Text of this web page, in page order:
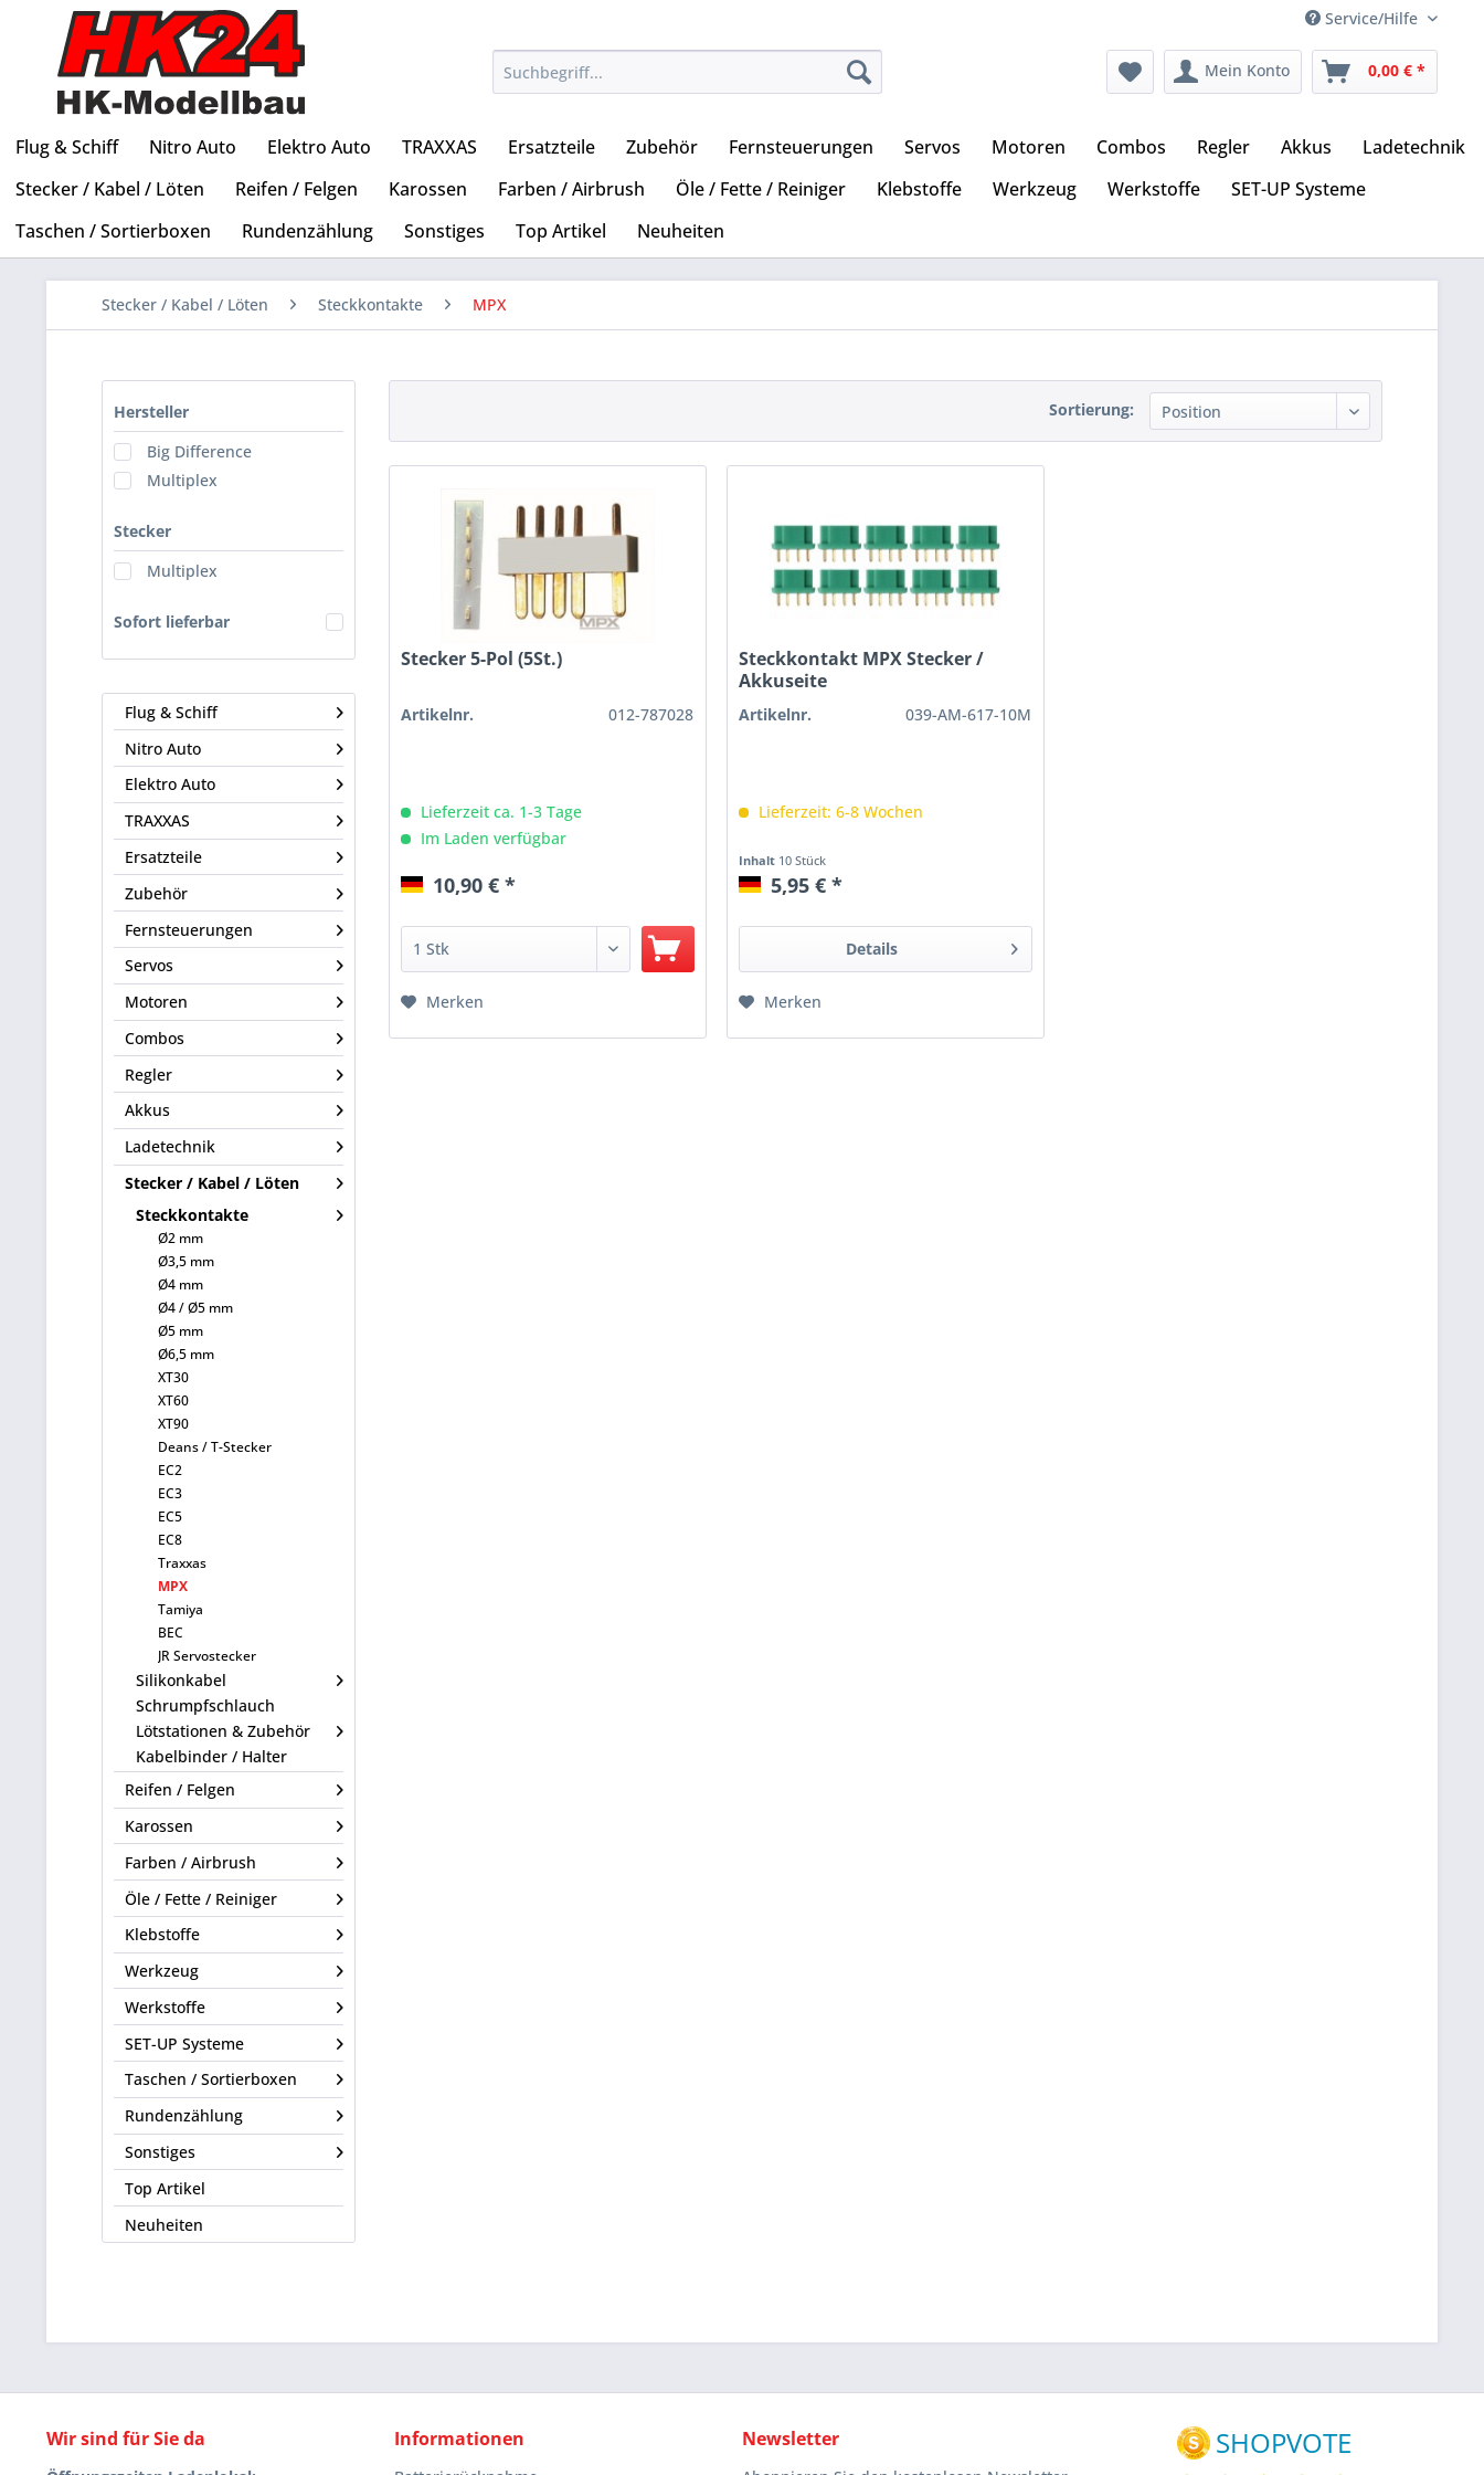
Service/Hilfe
Mein Konto 0,00 € *
Flug & Schiff Nitro Auto Elektro Auto TRAXXAS Ersatzteile Zubehör Fernsteuerungen Servos Motoren Combos Regler Akkus
Ladetechnik
Stecker / Kabel / Löten
Reifen / Felgen Karossen Farben / Airbrush Öle / Fette / Reiniger Klebstoffe Werkzeug Werkstoffe
SET-UP Systeme
Taschen / Sortierboxen
Rundenzählung Sonstiges Top Artikel Neuheiten
Stecker / Kabel / Löten Steckkontakte MPX
Hersteller
Big Difference
Multiplex
Stecker
Multiplex
Sofort lieferbar
Flug & Schiff
Nitro Auto
Elektro Auto
TRAXXAS
Ersatzteile
Zubehör
Fernsteuerungen
Servos
Motoren
Combos
Regler
Akkus
Ladetechnik
Stecker / Kabel / Löten
Steckkontakte
Ø2 mm
Ø3,5 mm
Ø4 mm
Ø4 / Ø5 mm
Ø5 mm
Ø6,5 mm
XT30
XT60
XT90
Deans / T-Stecker
EC2
EC3
EC5
EC8
Traxxas
MPX
Tamiya
BEC
JR Servostecker
Silikonkabel
Schrumpfschlauch
Lötstationen & Zubehör
Kabelbinder / Halter
Reifen / Felgen
Karossen
Farben / Airbrush
Öle / Fette / Reiniger
Klebstoffe
Werkzeug
Werkstoffe
SET-UP Systeme
Taschen / Sortierboxen
Rundenzählung
Sonstiges
Top Artikel
Neuheiten
Sortierung:
Stecker 5-Pol (5St.)
Artikelnr. 012-787028
Lieferzeit ca. 1-3 Tage
Im Laden verfügbar
10,90 € *
Merken
Steckkontakt MPX Stecker /
Akkuseite
Artikelnr. 039-AM-617-10M
Lieferzeit: 6-8 Wochen
Inhalt 10 Stück
5,95 € *
Details
Merken
Wir sind für Sie da Informationen Newsletter